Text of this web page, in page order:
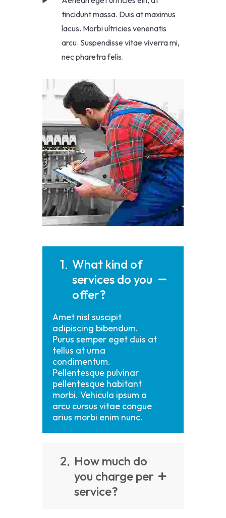
tincidunt massa. Duis at maximus
lacus. Morbi ultricies venenatis
arcu. Suspendisse vitae viverra mi,
nec pharetra felis.
1 What kind of
services do you
offer?
Amet nisl suscipit
adipiscing bibendum.
Purus semper eget duis at
tellus at urna
condimentum.
Pellentesque pulvinar
pellentesque habitant
morbi. Vehicula ipsum a
arcu cursus vitae congue
arius morbi enim nunc.
2 How much do
you charge per
service?